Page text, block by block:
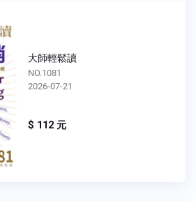
大師輕鬆讀
NO.1081
2026-07-21
$ 112 元